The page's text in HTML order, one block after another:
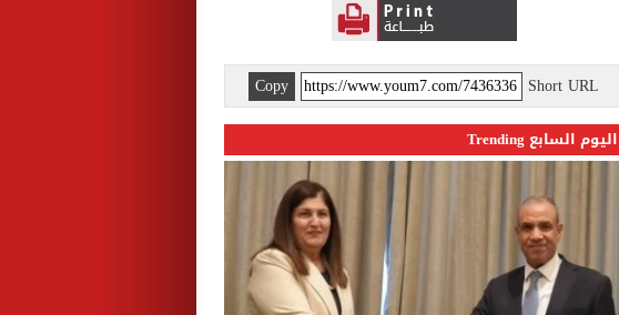
Short URL
Copy
اليوم السابع Trending